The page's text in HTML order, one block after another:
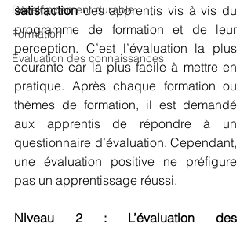
Développement durable
Formation
Evaluation des connaissances
satisfaction des apprentis vis à vis du
programme de formation et de leur
perception. C’est l’évaluation la plus
courante car la plus facile à mettre en
pratique. Après chaque formation ou
thèmes de formation, il est demandé
aux apprentis de répondre à un
questionnaire d’évaluation. Cependant,
une évaluation positive ne préfigure
pas un apprentissage réussi.
Niveau 2 : L’évaluation des